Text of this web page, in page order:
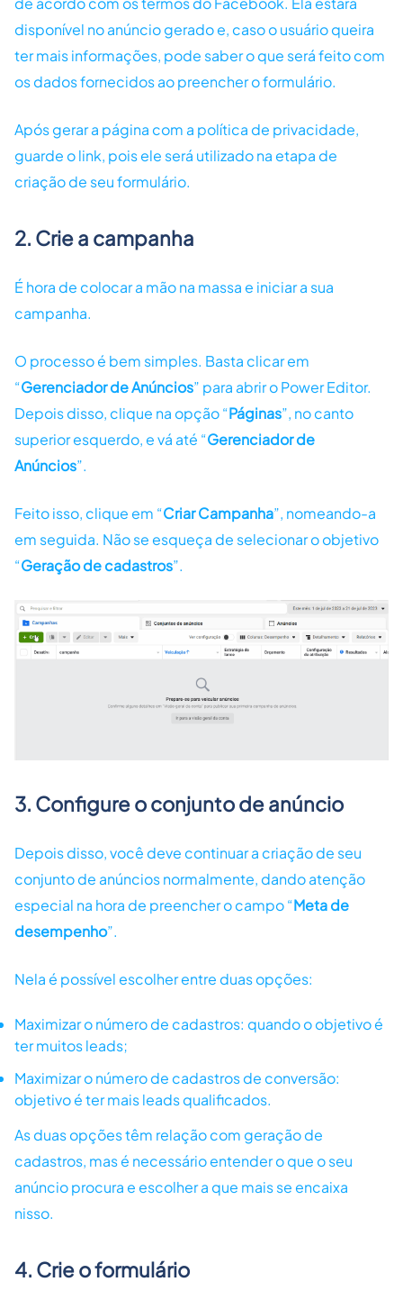
disponível no anúncio gerado e, caso o usuário queira
ter mais informações, pode saber o que será feito com
os dados fornecidos ao preencher o formulário.
Após gerar a página com a política de privacidade,
guarde o link, pois ele será utilizado na etapa de
criação de seu formulário.
2. Crie a campanha
É hora de colocar a mão na massa e iniciar a sua
campanha.
O processo é bem simples. Basta clicar em
“Gerenciador de Anúncios” para abrir o Power Editor.
Depois disso, clique na opção “Páginas”, no canto
superior esquerdo, e vá até “Gerenciador de
Anúncios”.
Feito isso, clique em “Criar Campanha”, nomeando-a
em seguida. Não se esqueça de selecionar o objetivo
“Geração de cadastros”.
3. Configure o conjunto de anúncio
Depois disso, você deve continuar a criação de seu
conjunto de anúncios normalmente, dando atenção
especial na hora de preencher o campo “Meta de
desempenho”.
Nela é possível escolher entre duas opções:
Maximizar o número de cadastros: quando o objetivo é
ter muitos leads;
Maximizar o número de cadastros de conversão:
objetivo é ter mais leads qualificados.
As duas opções têm relação com geração de
cadastros, mas é necessário entender o que o seu
anúncio procura e escolher a que mais se encaixa
nisso.
​4. Crie o formulário